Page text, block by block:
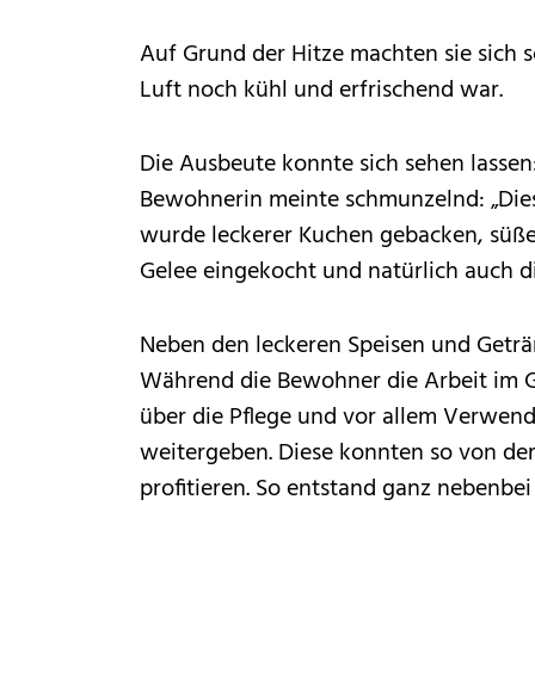
Auf Grund der Hitze machten sie
Luft noch kühl und erfrischend war.
Die Ausbeute konnte sich sehen
Bewohnerin meinte schmunzelnd:
wurde leckerer Kuchen gebacken,
Gelee eingekocht und natürlich auch
Neben den leckeren Speisen und
Während die Bewohner die Arbeit im
über die Pflege und vor allem
weitergeben. Diese konnten so von
profitieren. So entstand ganz